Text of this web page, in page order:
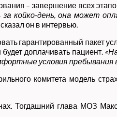
– завершение всех
койко-день, она может
сказал он в интервью.
гарантированный пакет
доплачивать пациент.
условия пребывания
комитета модель
Тогдашний глава МОЗ